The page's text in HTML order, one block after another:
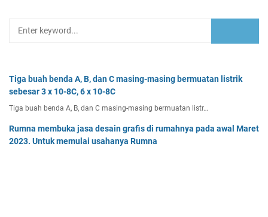
Tiga buah benda A, B, dan C masing-masing bermuatan listrik
sebesar 3 x 10-8C, 6 x 10-8C
Tiga buah benda A, B, dan C masing-masing bermuatan listr…
Rumna membuka jasa desain grafis di rumahnya pada awal Maret
2023. Untuk memulai usahanya Rumna